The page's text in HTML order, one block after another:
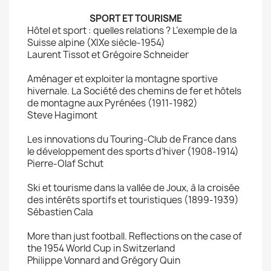
SPORT ET TOURISME
Hôtel et sport : quelles relations ? L’exemple de la
Suisse alpine (XIXe siècle-1954)
Laurent Tissot et Grégoire Schneider
Aménager et exploiter la montagne sportive
hivernale. La Société des chemins de fer et hôtels
de montagne aux Pyrénées (1911-1982)
Steve Hagimont
Les innovations du Touring-Club de France dans
le développement des sports d’hiver (1908-1914)
Pierre-Olaf Schut
Ski et tourisme dans la vallée de Joux, à la croisée
des intérêts sportifs et touristiques (1899-1939)
Sébastien Cala
More than just football. Reflections on the case of
the 1954 World Cup in Switzerland
Philippe Vonnard and Grégory Quin